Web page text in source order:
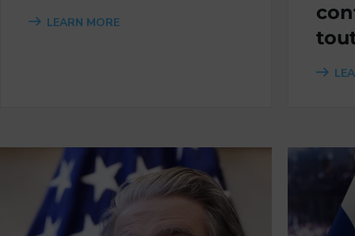
LEARN MORE